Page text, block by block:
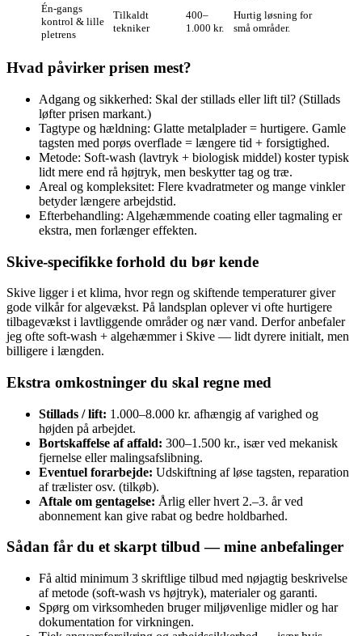
Én‑gangs
kontrol & lille
pletrens
Tilkaldt
tekniker
400–
1.000 kr.
Hurtig løsning for
små områder.
Hvad påvirker prisen mest?
Adgang og sikkerhed: Skal der stillads eller lift til? (Stillads
løfter prisen markant.)
Tagtype og hældning: Glatte metalplader = hurtigere. Gamle
tagsten med porøs overflade = længere tid + forsigtighed.
Metode: Soft‑wash (lavtryk + biologisk middel) koster typisk
lidt mere end rå højtryk, men beskytter tag og træ.
Areal og kompleksitet: Flere kvadratmeter og mange vinkler
betyder længere arbejdstid.
Efterbehandling: Algehæmmende coating eller tagmaling er
ekstra, men forlænger effekten.
Skive‑specifikke forhold du bør kende
Skive ligger i et klima, hvor regn og skiftende temperaturer giver
gode vilkår for algevækst. På landsplan oplever vi ofte hurtigere
tilbagevækst i lavtliggende områder og nær vand. Derfor anbefaler
jeg ofte soft‑wash + algehæmmer i Skive — lidt dyrere initialt, men
billigere i længden.
Ekstra omkostninger du skal regne med
Stillads / lift: 1.000–8.000 kr. afhængig af varighed og
højden på arbejdet.
Bortskaffelse af affald: 300–1.500 kr., især ved mekanisk
fjernelse eller malingsafslibning.
Eventuel forarbejde: Udskiftning af løse tagsten, reparation
af trælister osv. (tilkøb).
Aftale om gentagelse: Årlig eller hvert 2.–3. år ved
abonnement kan give rabat og bedre holdbarhed.
Sådan får du et skarpt tilbud — mine anbefalinger
Få altid minimum 3 skriftlige tilbud med nøjagtig beskrivelse
af metode (soft‑wash vs højtryk), materialer og garanti.
Spørg om virksomheden bruger miljøvenlige midler og har
dokumentation for virkningen.